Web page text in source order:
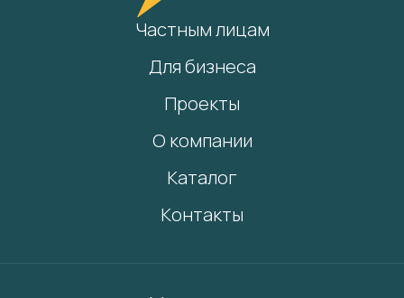
Частным лицам
Для бизнеса
Проекты
О компании
Каталог
Контакты